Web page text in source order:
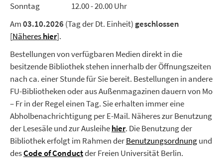
Sonntag 12.00 - 20.00 Uhr
Am03.10.2026 (Tag der Dt. Einheit) geschlossen
[Nähereshier].
Bestellungen von verfügbaren Medien direkt in die
besitzende Bibliothek stehen innerhalb der Öffnungszeiten
nach ca. einer Stunde für Sie bereit. Bestellungen in andere
FU-Bibliotheken oder aus Außenmagazinen dauern von Mo
– Fr in der Regel einen Tag. Sie erhalten immer eine
Abholbenachrichtigung per E-Mail. Näheres zur Benutzung
der Lesesäle und zur Ausleihehier. Die Benutzung der
Bibliothek erfolgt im Rahmen derBenutzungsordnungund
desCode of Conductder Freien Universität Berlin.